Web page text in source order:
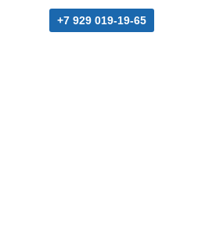
+7 929 019-19-65